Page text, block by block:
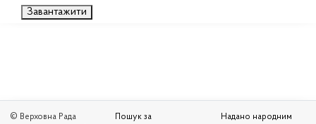
Завантажити
© Верховна Рада
Пошук за
Надано народним